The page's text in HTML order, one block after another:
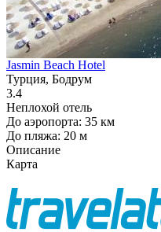
Jasmin Beach Hotel
Турция, Бодрум
3.4
Неплохой отель
До аэропорта: 35 км
До пляжа: 20 м
Описание
Карта